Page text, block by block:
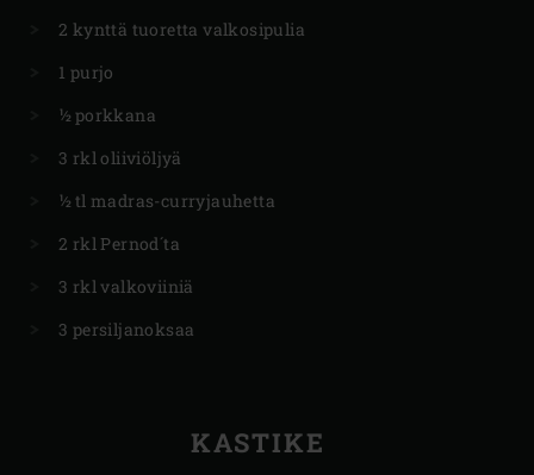
2 kynttä tuoretta valkosipulia
1 purjo
½ porkkana
3 rkl oliiviöljyä
½ tl madras-curryjauhetta
2 rkl Pernod´ta
3 rkl valkoviiniä
3 persiljanoksaa
KASTIKE